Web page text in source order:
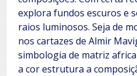
explora fundos escuros e
raios luminosos. Seja de
nos cartazes de Almir
simbologia de matriz
a cor estrutura a